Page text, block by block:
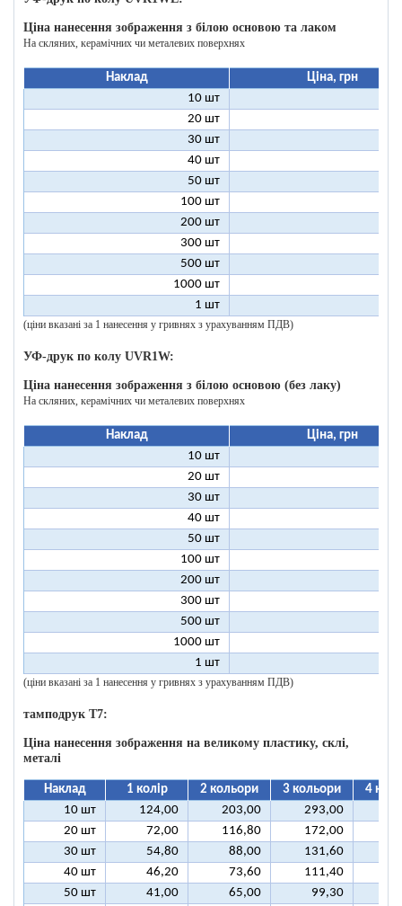
Ціна нанесення зображення з білою основою та лаком
На скляних, керамічних чи металевих поверхнях
Наклад
Ціна, грн
10 шт
20 шт
30 шт
40 шт
50 шт
100 шт
200 шт
300 шт
500 шт
1000 шт
1 шт
(ціни вказані за 1 нанесення у гривнях з урахуванням ПДВ)
УФ-друк по колу UVR1W:
Ціна нанесення зображення з білою основою (без лаку)
На скляних, керамічних чи металевих поверхнях
Наклад
Ціна, грн
10 шт
20 шт
30 шт
40 шт
50 шт
100 шт
200 шт
300 шт
500 шт
1000 шт
1 шт
(ціни вказані за 1 нанесення у гривнях з урахуванням ПДВ)
тамподрук T7:
Ціна нанесення зображення на великому пластику, склі,
металі
Наклад 1 колір 2 кольори 3 кольори
4
10 шт
124,00 203,00 293,00
20 шт
72,00 116,80 172,00
30 шт
54,80 88,00 131,60
40 шт
46,20 73,60 111,40
50 шт
41,00 65,00 99,30